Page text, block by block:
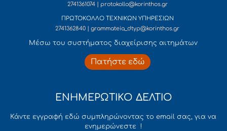
2741361074 | protokollo@korinthos.gr
ΠΡΩΤΟΚΟΛΛΟ ΤΕΧΝΙΚΩΝ ΥΠΗΡΕΣΙΩΝ
2741362840 | grammateia_dtyp@korinthos.gr
Mέσω του συστήματος διαχείρισης αιτημάτων
Πατήστε εδώ
ΕΝΗΜΕΡΩΤΙΚΟ ΔΕΛΤΙΟ
Κάντε εγγραφή εδώ συμπληρώνοντας το email σας, για να
ενημερώνεστε !